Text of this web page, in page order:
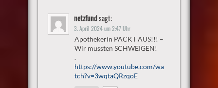
netzfundsagt:
3. April 2024 um 2:47 Uhr
Apothekerin PACKT AUS!!! –
Wir mussten SCHWEIGEN!
.
https://www.youtube.com/wa
tch?v=3wqtaQRzqoE